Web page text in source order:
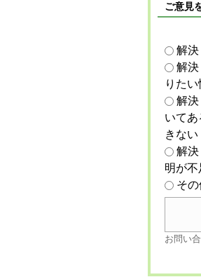
ご意見
解
解
りた
解
いて
きない
解
明が
そ
お問い